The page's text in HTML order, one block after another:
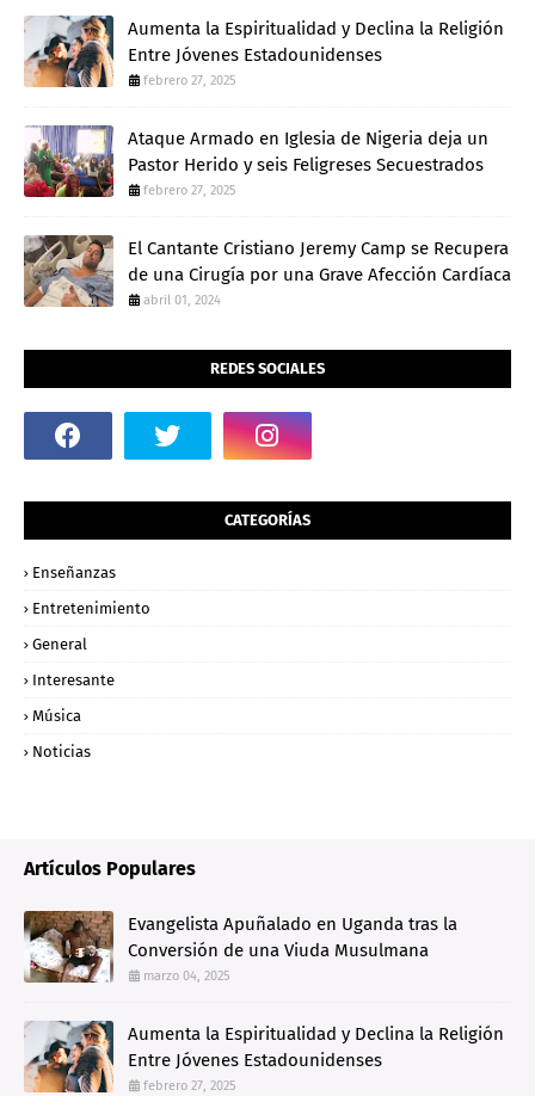
Aumenta la Espiritualidad y Declina la Religión
Entre Jóvenes Estadounidenses
febrero 27, 2025
Ataque Armado en Iglesia de Nigeria deja un
Pastor Herido y seis Feligreses Secuestrados
febrero 27, 2025
El Cantante Cristiano Jeremy Camp se Recupera
de una Cirugía por una Grave Afección Cardíaca
abril 01, 2024
REDES SOCIALES
CATEGORÍAS
Enseñanzas
Entretenimiento
General
Interesante
Música
Noticias
Artículos Populares
Evangelista Apuñalado en Uganda tras la
Conversión de una Viuda Musulmana
marzo 04, 2025
Aumenta la Espiritualidad y Declina la Religión
Entre Jóvenes Estadounidenses
febrero 27, 2025